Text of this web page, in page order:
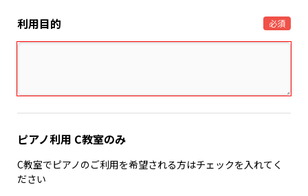
利用目的 必須
ピアノ利用 C教室のみ
C教室でピアノのご利用を希望される方はチェックを入れてく
ださい